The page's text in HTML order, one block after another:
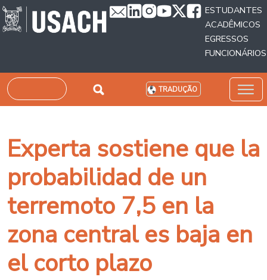
Passar para o conteúdo principal
ESTUDANTES
ACADÊMICOS
EGRESSOS
FUNCIONÁRIOS
Pesquisar TRADUÇÃO
Experta sostiene que la
probabilidad de un
terremoto 7,5 en la
zona central es baja en
el corto plazo